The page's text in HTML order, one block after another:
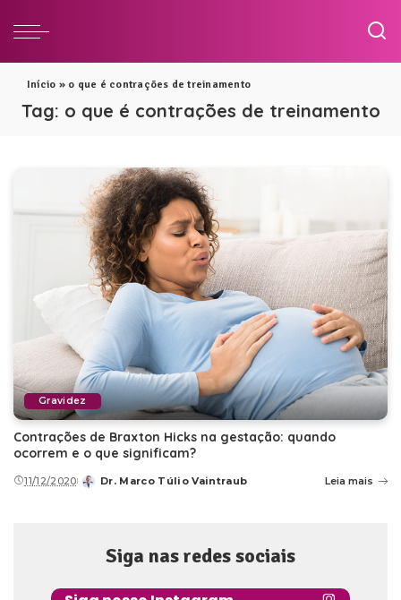
Início » o que é contrações de treinamento
Tag: o que é contrações de treinamento
Gravidez
Contrações de Braxton Hicks na gestação: quando
ocorrem e o que significam?
11/12/2020
Posted
Dr. Marco Túlio Vaintraub Leia mais
Siga nas redes sociais